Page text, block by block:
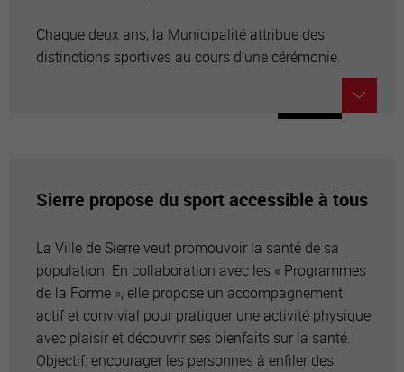
Chaque deux ans, la Municipalité attribue des
distinctions sportives au cours d'une cérémonie.
Sierre propose du sport accessible à tous
La Ville de Sierre veut promouvoir la santé de sa
population. En collaboration avec les « Programmes
de la Forme », elle propose un accompagnement
actif et convivial pour pratiquer une activité physique
avec plaisir et découvrir ses bienfaits sur la santé.
Objectif: encourager les personnes à enfiler des